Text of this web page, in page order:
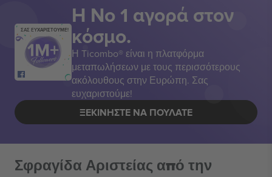
ΣΑΣ ΕΥΧΑΡΙΣΤΟΥΜΕ!
Η Νο 1 αγορά στον
κόσμο.
Η Ticombo® είναι η πλατφόρμα
μεταπωλήσεων με τους περισσότερους
ακόλουθους στην Ευρώπη. Σας
ευχαριστούμε!
ΞΕΚΙΝΉΣΤΕ ΝΑ ΠΟΥΛΆΤΕ
Σφραγίδα Αριστείας από την